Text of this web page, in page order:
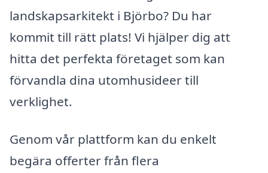
landskapsarkitekt i Björbo? Du har
kommit till rätt plats! Vi hjälper dig att
hitta det perfekta företaget som kan
förvandla dina utomhusideer till
verklighet.
Genom vår plattform kan du enkelt
begära offerter från flera